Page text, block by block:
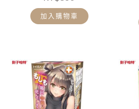
加入購物車